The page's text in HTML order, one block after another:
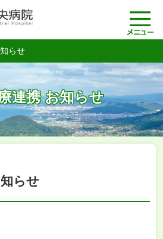
らせ
連携 お知らせ
らせ